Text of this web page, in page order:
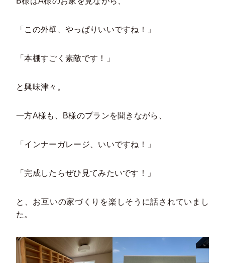
「この外壁、やっぱりいいですね！」
「本棚すごく素敵です！」
と興味津々。
一方A様も、B様のプランを聞きながら、
「インナーガレージ、いいですね！」
「完成したらぜひ見てみたいです！」
と、お互いの家づくりを楽しそうに話されていまし
た。